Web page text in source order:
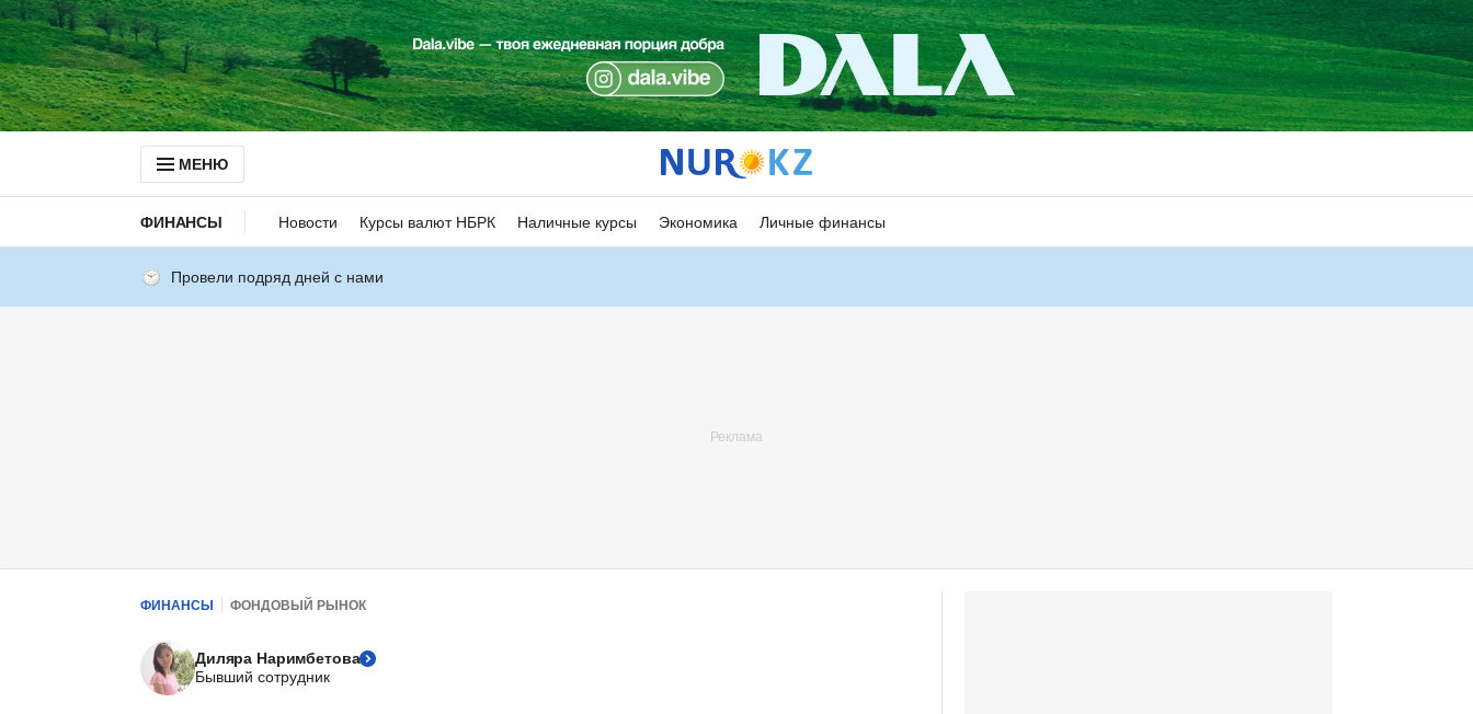
МЕНЮ
ФИНАНСЫ Новости Курсы валют НБРК Наличные курсы Экономика Личные финансы
Провели подряд дней с нами
ФИНАНСЫ ФОНДОВЫЙ РЫНОК
Диляра Наримбетова
Бывший сотрудник